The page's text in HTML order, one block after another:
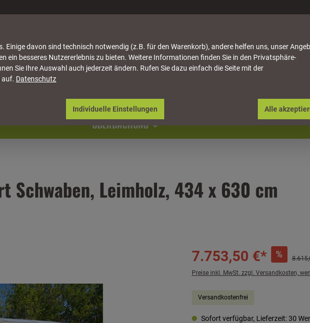
HÄUSER & PAVILLONS NATURSTEIN
ÜBERDACHUNG
Schwaben, Leimholz, 434 x 630 cm
7.753,50 €* %
Preise inkl. MwSt. zzgl. Versandkosten,
Versandkostenfrei
Sofort verfügbar, Lieferzeit: 30
Einige davon sind technisch notwendig (z.B. für den Warenkorb), andere helfen uns, unser
ein besseres Nutzererlebnis zu bieten. Weitere Informationen finden Sie in den Privatsphäre-
Sie Ihre Auswahl auch jederzeit ändern. Rufen Sie dazu einfach die Seite mit der
auf. Datenschutz
Individuelle Einstellungen Alle